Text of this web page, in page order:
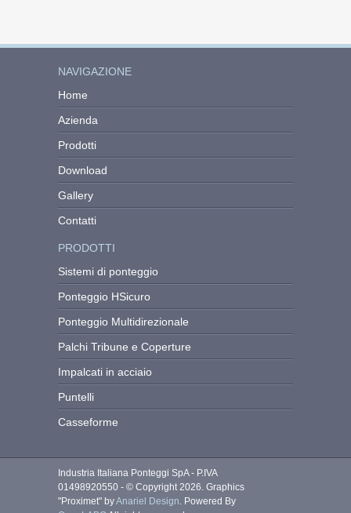
NAVIGAZIONE
Home
Azienda
Prodotti
Download
Gallery
Contatti
PRODOTTI
Sistemi di ponteggio
Ponteggio HSicuro
Ponteggio Multidirezionale
Palchi Tribune e Coperture
Impalcati in acciaio
Puntelli
Casseforme
Industria Italiana Ponteggi SpA - P.IVA
01498920550 - © Copyright 2026. Graphics
"Proximet" byAnariel Design. Powered By